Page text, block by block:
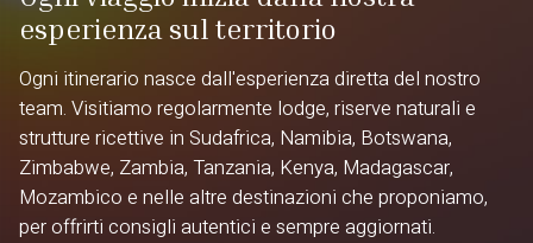
esperienza sul territorio
Ogni itinerario nasce dall'esperienza diretta del nostro
team. Visitiamo regolarmente lodge, riserve naturali e
strutture ricettive in Sudafrica, Namibia, Botswana,
Zimbabwe, Zambia, Tanzania, Kenya, Madagascar,
Mozambico e nelle altre destinazioni che proponiamo,
per offrirti consigli autentici e sempre aggiornati.